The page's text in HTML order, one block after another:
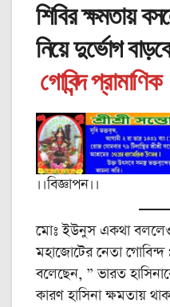
শিবির ক্ষমতায়
নিয়ে দুর্ভোগ
গোবিন্দ প্রামাণিক
।।বিজ্ঞাপন।।
মোঃ ইউনুস একথা বললেও
মহাজোটের নেতা গোবিন্দ
বলেছেন, ” ভারত
কারণ হাসিনা ক্ষমতায়